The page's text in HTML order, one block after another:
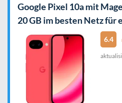
Google Pixel 10a mit
20 GB im besten Netz für
6.4